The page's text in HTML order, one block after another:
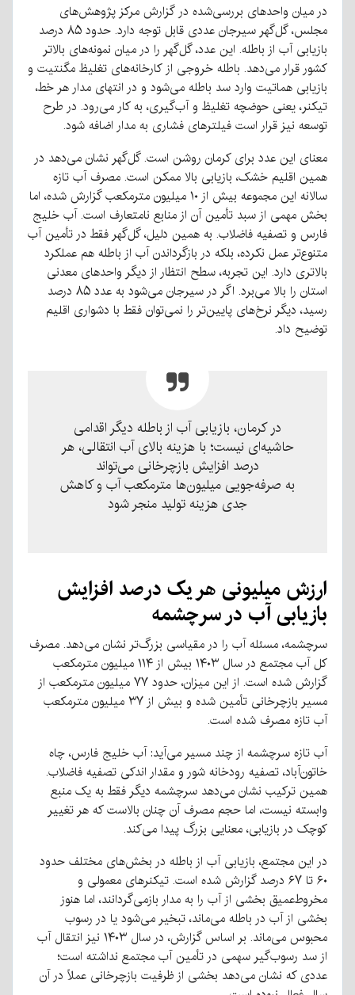
در میان واحدهای بررسی‌شده در گزارش مرکز پژوهش‌های
مجلس، گل‌گهر سیرجان عددی قابل توجه دارد.
حدود ۸۵ درصد
بازیابی آب از باطله. این عدد، گل‌گهر را در میان نمونه‌های بالاتر
کشور قرار می‌دهد. باطله خروجی از کارخانه‌های تغلیظ مگنتیت و
بازیابی هماتیت وارد سد باطله می‌شود و در انتهای مدار هر خط،
تیکنر، یعنی حوضچه تغلیظ و آب‌گیری، به کار می‌رود. در طرح
توسعه نیز قرار است فیلترهای فشاری به مدار اضافه شود.
معنای این عدد برای کرمان روشن است.گل‌گهر نشان می‌دهد در
همین اقلیم خشک، بازیابی بالا ممکن است. مصرف آب تازه
سالانه این مجموعه بیش از ۱۰ میلیون مترمکعب گزارش شده، اما
بخش مهمی از سبد تأمین آن از منابع نامتعارف است.آب خلیج
فارس و تصفیه فاضلاب. به همین دلیل، گل‌گهر فقط در تأمین آب
متنوع‌تر عمل نکرده، بلکه در بازگرداندن آب از باطله هم عملکرد
بالاتری دارد. این تجربه، سطح انتظار از دیگر واحدهای معدنی
استان را بالا می‌برد.
اگر در سیرجان می‌شود به عدد ۸۵ درصد
رسید، دیگر نرخ‌های پایین‌تر را نمی‌توان فقط با دشواری اقلیم
توضیح داد.
در کرمان، بازیابی آب از باطله دیگر اقدامی
حاشیه‌ای نیست؛ با هزینه بالای آب انتقالی، هر
درصد افزایش بازچرخانی می‌تواند
به صرفه‌جویی میلیون‌ها مترمکعب آب و کاهش
جدی هزینه تولید منجر شود
ارزشمیلیونیهریکدرصد افزایش
بازیابیآب درسرچشمه
سرچشمه، مسئله آب را در مقیاسی بزرگ‌تر نشان می‌دهد. مصرف
کل آب مجتمع در سال ۱۴۰۳ بیش از ۱۱۴ میلیون مترمکعب
گزارش شده است.
از این میزان، حدود ۷۷ میلیون مترمکعب از
مسیر بازچرخانی تأمین شده و بیش از ۳۷ میلیون مترمکعب
آب تازه مصرف شده است.
آب تازه سرچشمه از چند مسیر می‌آید:آب خلیج فارس، چاه
خاتون‌آباد، تصفیه رودخانه شور و مقدار اندکی تصفیه فاضلاب.
همین ترکیب نشان می‌دهد سرچشمه دیگر فقط به یک منبع
وابسته نیست، اما حجم مصرف آن چنان بالاست که هر تغییر
کوچک در بازیابی، معنایی بزرگ پیدا می‌کند.
در این مجتمع، بازیابی آب از باطله در بخش‌های مختلف حدود
۶۰ تا ۶۷ درصد گزارش شده است
. تیکنرهای معمولی و
مخروط‌عمیق بخشی از آب را به مدار بازمی‌گردانند، اما هنوز
بخشی از آب در باطله می‌ماند، تبخیر می‌شود یا در رسوب
محبوس می‌ماند.
بر اساس گزارش، در سال ۱۴۰۳ نیز انتقال آب
از سد رسوب‌گیر سهمی در تأمین آب مجتمع نداشته است؛
عددی که نشان می‌دهد بخشی از ظرفیت بازچرخانی عملاً در آن